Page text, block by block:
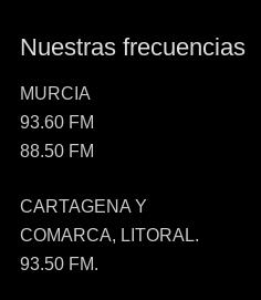
Nuestras frecuencias
MURCIA
93.60 FM
88.50 FM
CARTAGENA Y
COMARCA, LITORAL.
93.50 FM.